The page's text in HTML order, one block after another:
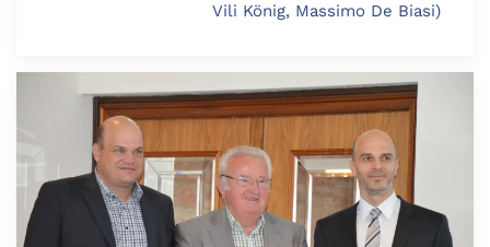
Vili König, Massimo De Biasi)